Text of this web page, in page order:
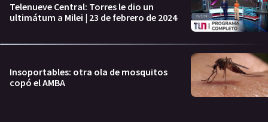
Telenueve Central: Torres le dio un
ultimátum a Milei | 23 de febrero de 2024
Insoportables: otra ola de mosquitos
copó el AMBA